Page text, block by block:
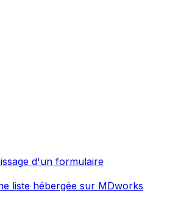
d'un formulaire
liste hébergée sur MDworks